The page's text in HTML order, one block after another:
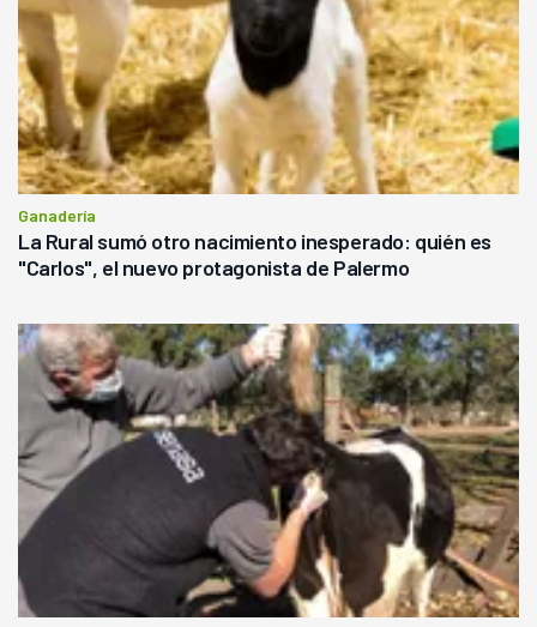
Ganadería
La Rural sumó otro nacimiento inesperado: quién es
"Carlos", el nuevo protagonista de Palermo